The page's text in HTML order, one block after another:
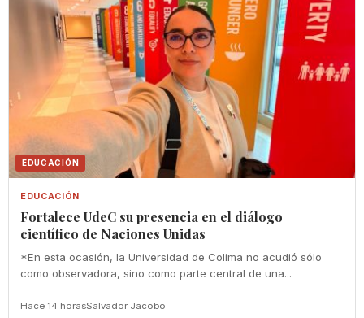
EDUCACIÓN
EDUCACIÓN
Fortalece UdeC su presencia en el diálogo
científico de Naciones Unidas
*En esta ocasión, la Universidad de Colima no acudió sólo
como observadora, sino como parte central de una...
Hace 14 horasSalvador Jacobo